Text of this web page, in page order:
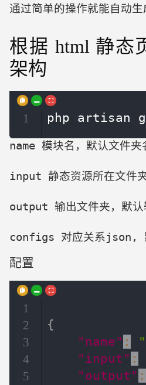
通过简单的操作就能自
根据 html 静态
架构
php artisan
1
name 模块名，默认文件夹
input 静态资源所在文件
output 输出文件夹，默认
configs 对应关系json,
配置
{
"name" :
"input" :
"output" :
1
2
3
4
5